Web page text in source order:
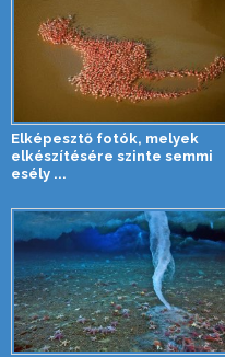
Elképesztő fotók, melyek
elkészítésére szinte semmi
esély ...